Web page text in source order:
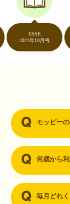
のポイントとモ
リ…！いつものネ
ントが貯まるな
ントはギフト券
（30
ーを知りました。
るならと無料登
2021年10月号
ノ
モッピー
何歳から
毎月どれ